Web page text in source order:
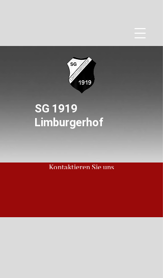
SG 1919
Limburgerhof
Kontaktieren Sie uns